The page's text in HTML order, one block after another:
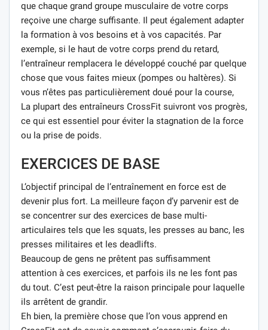
que chaque grand groupe musculaire de votre corps
reçoive une charge suffisante. Il peut également adapter
la formation à vos besoins et à vos capacités. Par
exemple, si le haut de votre corps prend du retard,
l’entraîneur remplacera le développé couché par quelque
chose que vous faites mieux (pompes ou haltères). Si
vous n’êtes pas particulièrement doué pour la course,
La plupart des entraîneurs CrossFit suivront vos progrès,
ce qui est essentiel pour éviter la stagnation de la force
ou la prise de poids.
EXERCICES DE BASE
L’objectif principal de l’entraînement en force est de
devenir plus fort. La meilleure façon d’y parvenir est de
se concentrer sur des exercices de base multi-
articulaires tels que les squats, les presses au banc, les
presses militaires et les deadlifts.
Beaucoup de gens ne prêtent pas suffisamment
attention à ces exercices, et parfois ils ne les font pas
du tout. C’est peut-être la raison principale pour laquelle
ils arrêtent de grandir.
Eh bien, la première chose que l’on vous apprend en